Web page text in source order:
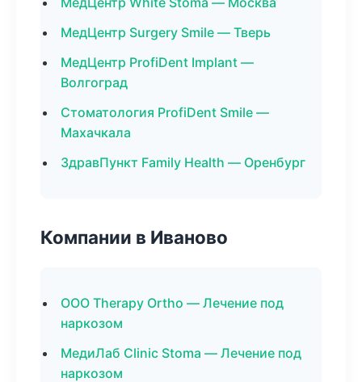
МедЦентр Surgery Smile — Тверь
МедЦентр ProfiDent Implant —
Волгоград
Стоматология ProfiDent Smile —
Махачкала
ЗдравПункт Family Health — Оренбург
Компании в Иваново
ООО Therapy Ortho — Лечение под
наркозом
МедиЛаб Clinic Stoma — Лечение под
наркозом